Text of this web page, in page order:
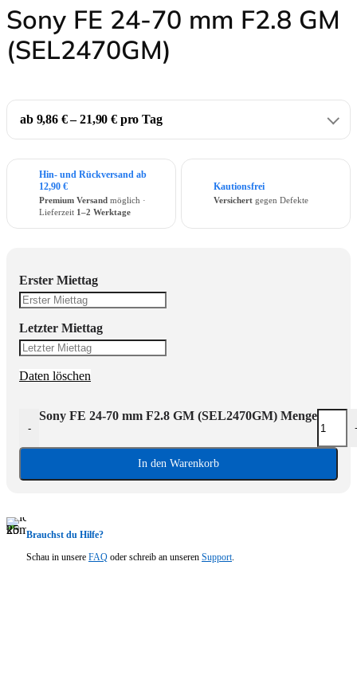
Sony FE 24-70 mm F2.8 GM
(SEL2470GM)
ab 9,86 € – 21,90 € pro Tag
Hin- und Rückversand ab
12,90 €
Premium Versand möglich ·
Lieferzeit 1–2 Werktage
Kautionsfrei
Versichert gegen Defekte
Erster Miettag
Letzter Miettag
Daten löschen
-
Sony FE 24-70 mm F2.8 GM (SEL2470GM) Menge
In den Warenkorb
Brauchst du Hilfe?
Schau in unsere FAQ oder schreib an unseren Support.